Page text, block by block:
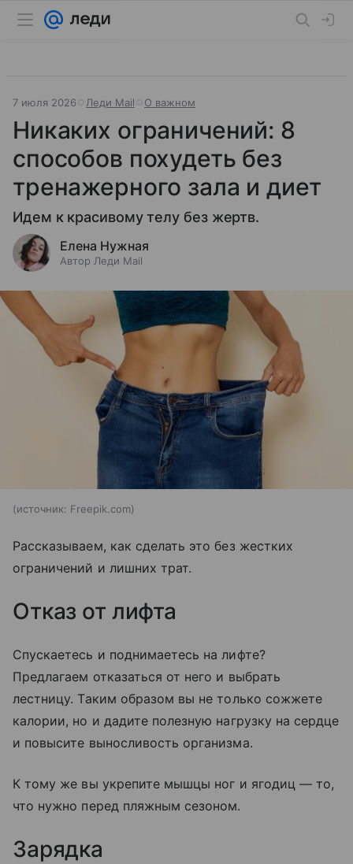
7 июля 2026 Леди Mail О важном
Никаких ограничений: 8
способов похудеть без
тренажерного зала и диет
Идем к красивому телу без жертв.
Елена Нужная
Автор Леди Mail
источник: Freepik.com
Рассказываем, как сделать это без жестких
ограничений и лишних трат.
Отказ от лифта
Спускаетесь и поднимаетесь на лифте?
Предлагаем отказаться от него и выбрать
лестницу. Таким образом вы не только сожжете
калории, но и дадите полезную нагрузку на сердце
и повысите выносливость организма.
К тому же вы укрепите мышцы ног и ягодиц — то,
что нужно перед пляжным сезоном.
Зарядка